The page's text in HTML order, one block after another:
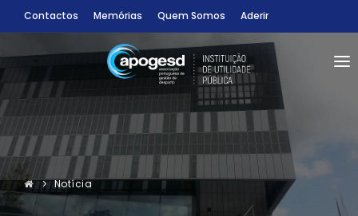
Contactos Memórias Quem Somos Aderir
SÓCIOS
CONDIÇÕES
Sócio
Sócio-Estudantes
INFORMAÇÕES
CONGRESSOS
PROGRAMAS
Notícia